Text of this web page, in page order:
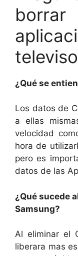
¿Qué se
Los datos de
a ellas
velocidad
hora de
pero es
datos de las
¿Qué sucede
Samsung?
Al eliminar el
liberara mas